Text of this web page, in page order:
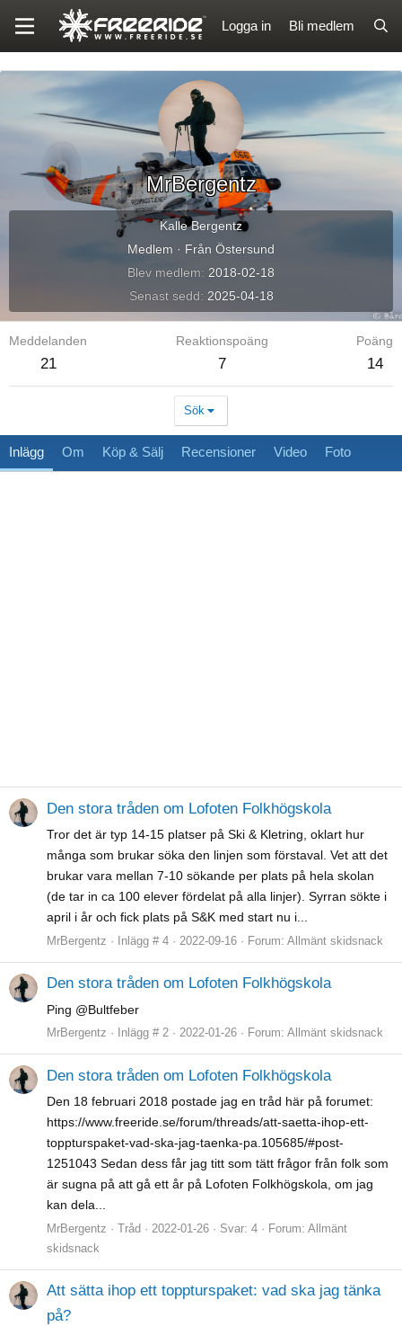
Logga in Bli medlem
MrBergentz
Kalle Bergentz
Medlem · Från Östersund
Blev medlem
2018-02-18
Senast sedd
2025-04-18
Meddelanden
21
Reaktionspoäng
7
Poäng
14
Sök
Inlägg Om Köp & Sälj Recensioner Video Foto
Den stora tråden om Lofoten Folkhögskola
Tror det är typ 14-15 platser på Ski & Kletring, oklart hur
många som brukar söka den linjen som förstaval. Vet att det
brukar vara mellan 7-10 sökande per plats på hela skolan
(de tar in ca 100 elever fördelat på alla linjer). Syrran sökte i
april i år och fick plats på S&K med start nu i...
MrBergentz Inlägg # 4 2022-09-16 Forum: Allmänt skidsnack
Den stora tråden om Lofoten Folkhögskola
Ping @Bultfeber
MrBergentz Inlägg # 2 2022-01-26 Forum: Allmänt skidsnack
Den stora tråden om Lofoten Folkhögskola
Den 18 februari 2018 postade jag en tråd här på forumet:
https://www.freeride.se/forum/threads/att-saetta-ihop-ett-
toppturspaket-vad-ska-jag-taenka-pa.105685/#post-
1251043 Sedan dess får jag titt som tätt frågor från folk som
är sugna på att gå ett år på Lofoten Folkhögskola, om jag
kan dela...
MrBergentz Tråd 2022-01-26 Svar: 4 Forum: Allmänt
skidsnack
Att sätta ihop ett toppturspaket: vad ska jag tänka
på?